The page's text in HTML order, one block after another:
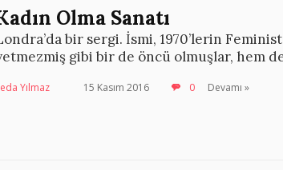
Olma Sanatı
bir sergi. İsmi, 1970’lerin
gibi bir de öncü olmuşlar, hem
Yılmaz 15 Kasım 2016 0 Devamı »